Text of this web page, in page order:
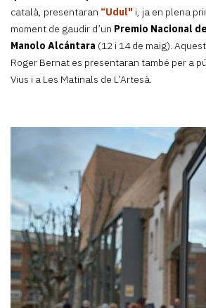
català, presentaran “Udul" i, ja en plena
moment de gaudir d’un Premio Nacional
Manolo Alcántara (12 i 14 de maig).
Roger Bernat es presentaran també per a
Vius i a Les Matinals de L’Artesà.